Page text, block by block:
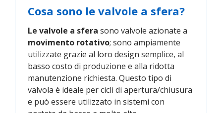
Cosa sono le valvole a sfera?
Le valvole a sfera sono valvole azionate a
movimento rotativo; sono ampiamente
utilizzate grazie al loro design semplice, al
basso costo di produzione e alla ridotta
manutenzione richiesta. Questo tipo di
valvola è ideale per cicli di apertura/chiusura
e può essere utilizzato in sistemi con